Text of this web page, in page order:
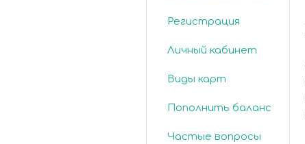
Регистрация
Личный кабинет
Виды карт
Пополнить баланс
Частые вопросы